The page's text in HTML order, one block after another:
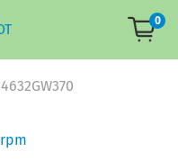
0
4632GW370